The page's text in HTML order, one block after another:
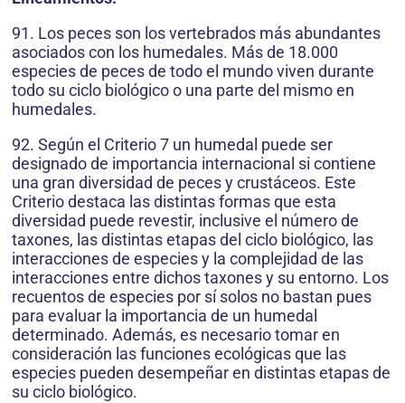
91. Los peces son los vertebrados más abundantes
asociados con los humedales. Más de 18.000
especies de peces de todo el mundo viven durante
todo su ciclo biológico o una parte del mismo en
humedales.
92. Según el Criterio 7 un humedal puede ser
designado de importancia internacional si contiene
una gran diversidad de peces y crustáceos. Este
Criterio destaca las distintas formas que esta
diversidad puede revestir, inclusive el número de
taxones, las distintas etapas del ciclo biológico, las
interacciones de especies y la complejidad de las
interacciones entre dichos taxones y su entorno. Los
recuentos de especies por sí solos no bastan pues
para evaluar la importancia de un humedal
determinado. Además, es necesario tomar en
consideración las funciones ecológicas que las
especies pueden desempeñar en distintas etapas de
su ciclo biológico.